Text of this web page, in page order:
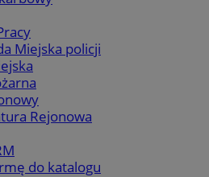
Miejska policji
Rejonowa
do katalogu